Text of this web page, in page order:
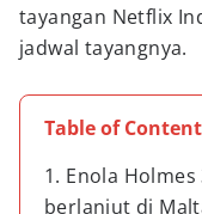
tayangan Netflix
jadwal tayangnya.
Table of Content
1. Enola
berlanjut di